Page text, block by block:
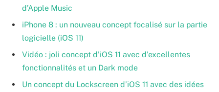
d’Apple Music
iPhone 8 : un nouveau concept focalisé sur la partie
logicielle (iOS 11)
Vidéo : joli concept d’iOS 11 avec d’excellentes
fonctionnalités et un Dark mode
Un concept du Lockscreen d’iOS 11 avec des idées